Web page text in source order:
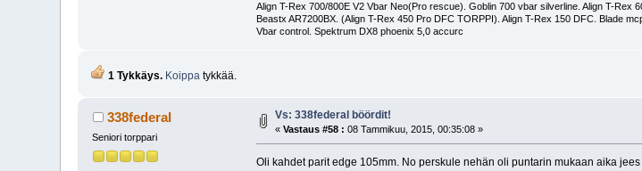
Align T-Rex 700/800E V2 Vbar Neo(Pro rescue). Goblin 700 vbar silverline. Align T-
Beastx AR7200BX. (Align T-Rex 450 Pro DFC TORPPI). Align T-Rex 150 DFC. Blade
Vbar control. Spektrum DX8 phoenix 5,0 accurc
1 Tykkäys. Koippa tykkää.
338federal
Seniori torppari
Vs: 338federal böördit!
«Vastaus #58 : 08 Tammikuu, 2015, 00:35:08 »
Oli kahdet parit edge 105mm. No perskule nehän oli puntarin mukaan aika